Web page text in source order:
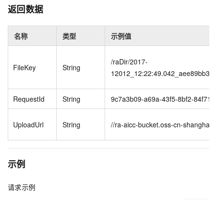
返回数据
名称 类型 示例值
FileKey String
/raDir/2017-
RequestId String 9c7a3b09-a69a-43f5-8bf2-
UploadUrl String //ra-aicc-bucket.oss-cn-
示例
请求示例